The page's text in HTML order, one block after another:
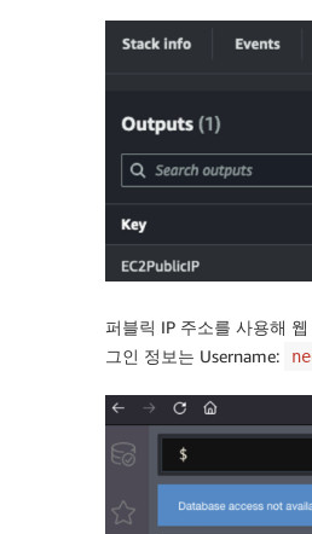
퍼블릭 IP 주소를 사용해
그인 정보는 Username: